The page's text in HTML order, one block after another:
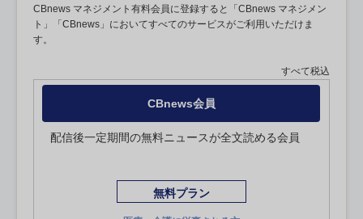
CBnews マネジメント有料会員に登録すると「CBnews マネジメン
ト」「CBnews」においてすべてのサービスがご利用いただけま
す。
すべて税込
CBnews会員
配信後一定期間の無料ニュースが全文読める会員
無料プラン